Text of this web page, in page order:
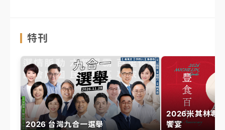
特刊
2026 台灣九合一選舉
2026米其林專
饗宴